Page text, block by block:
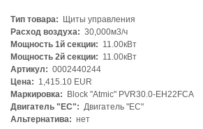
Тип товара:
Щиты управления
Расход воздуха: 30,000м3/ч
Мощность 1й секции: 11.00кВт
Мощность 2й секции: 11.00кВт
Артикул: 0002440244
Цена: 1,415.10 EUR
Маркировка:
Block "Atmic" PVR30.0-EH22FCA
Двигатель "ЕС": Двигатель "ЕС"
Альтернатива: нет